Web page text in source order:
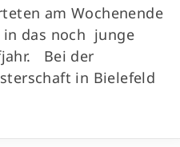
am Wochenende
das noch junge
Bei der
in Bielefeld